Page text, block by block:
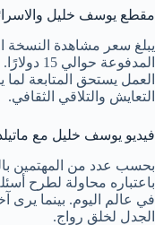
مقطع يوسف خليل
يبلغ سعر مشاهدة النسخة
العمل يستحق المتابعة
التعايش والتلاقي الثقافي.
فيديو يوسف خليل مع
بحسب عدد من المهتمين
باعتباره محاولة لطرح
في عالم اليوم. بينما
الجدل لخلق رواج.